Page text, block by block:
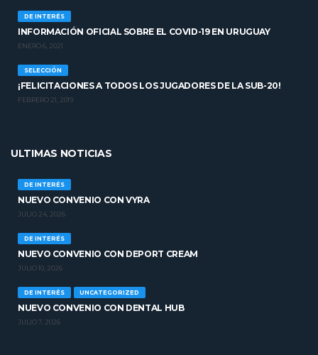
DE INTERÉS
INFORMACIÓN OFICIAL SOBRE EL COVID-19 EN URUGUAY
ENERO 6, 2021
SELECCIÓN
¡FELICITACIONES A TODOS LOS JUGADORES DE LA SUB-20!
FEBRERO 21, 2019
ULTIMAS NOTICIAS
DE INTERÉS
NUEVO CONVENIO CON VYRA
JULIO 24, 2026
DE INTERÉS
NUEVO CONVENIO CON DEPORT CREAM
JULIO 10, 2026
DE INTERÉS UNCATEGORIZED
NUEVO CONVENIO CON DENTAL HUB
JULIO 7, 2026